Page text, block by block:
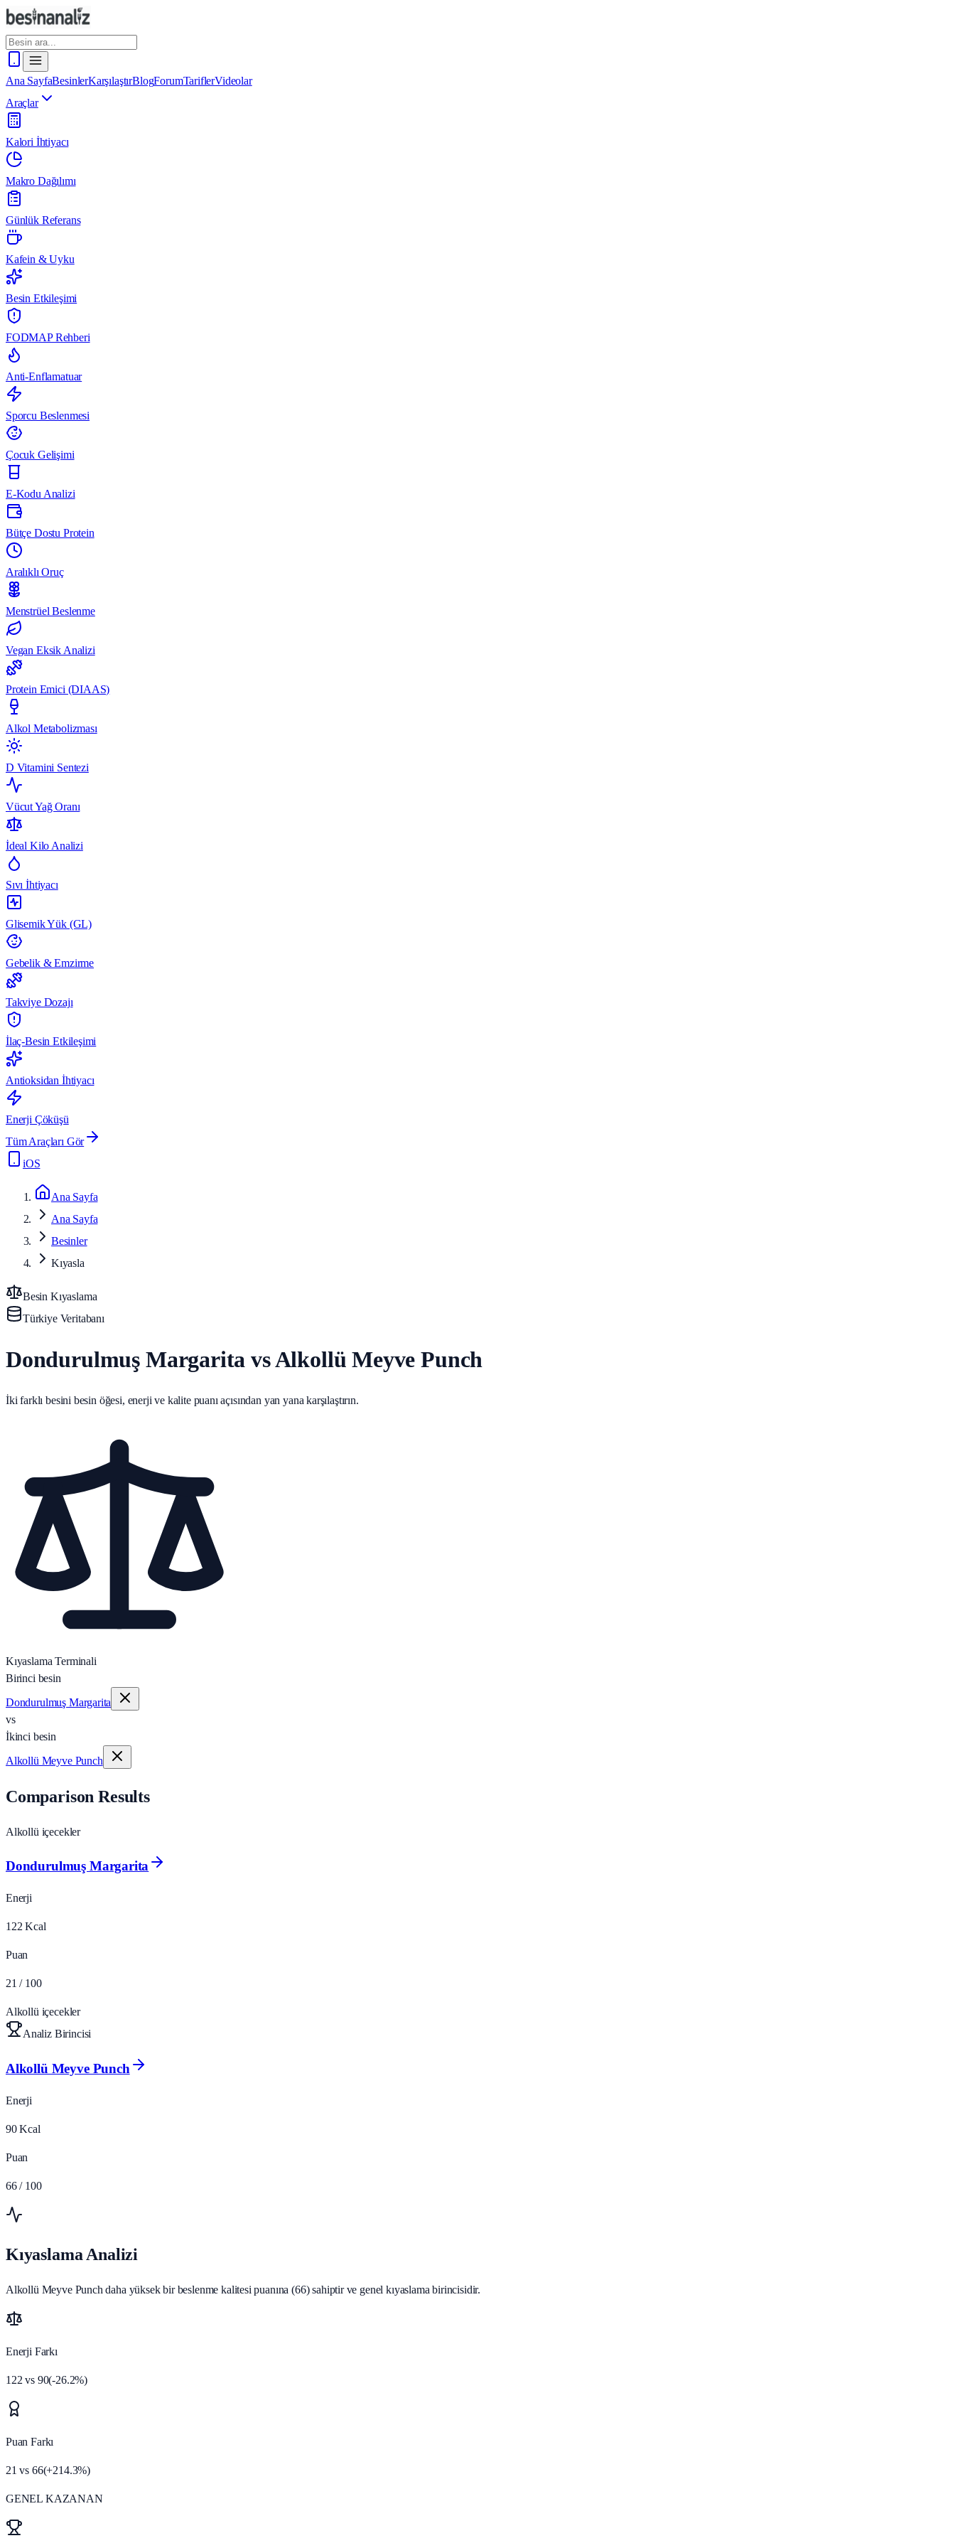
Ana SayfaBesinlerKarşılaştırBlogForumTariflerVideolar
Araçlar
Kalori İhtiyacı
Makro Dağılımı
Günlük Referans
Kafein & Uyku
Besin Etkileşimi
FODMAP Rehberi
Anti-Enflamatuar
Sporcu Beslenmesi
Çocuk Gelişimi
E-Kodu Analizi
Bütçe Dostu Protein
Aralıklı Oruç
Menstrüel Beslenme
Vegan Eksik Analizi
Protein Emici (DIAAS)
Alkol Metabolizması
D Vitamini Sentezi
Vücut Yağ Oranı
İdeal Kilo Analizi
Sıvı İhtiyacı
Glisemik Yük (GL)
Gebelik & Emzirme
Takviye Dozajı
İlaç-Besin Etkileşimi
Antioksidan İhtiyacı
Enerji Çöküşü
Tüm Araçları Gör
iOS
Ana Sayfa
Ana Sayfa
Besinler
Kıyasla
Besin Kıyaslama
Türkiye Veritabanı
Dondurulmuş Margarita vs Alkollü Meyve Punch
İki farklı besini besin öğesi, enerji ve kalite puanı açısından yan yana karşılaştırın.
Kıyaslama Terminali
Birinci besin
Dondurulmuş Margarita
vs
İkinci besin
Alkollü Meyve Punch
Comparison Results
Alkollü içecekler
Dondurulmuş Margarita
Enerji
122 Kcal
Puan
21 / 100
Alkollü içecekler
Analiz Birincisi
Alkollü Meyve Punch
Enerji
90 Kcal
Puan
66 / 100
Kıyaslama Analizi
Alkollü Meyve Punch daha yüksek bir beslenme kalitesi puanına (66) sahiptir ve genel kıyaslama birincisidir.
Enerji Farkı
122 vs 90(-26.2%)
Puan Farkı
21 vs 66(+214.3%)
GENEL KAZANAN